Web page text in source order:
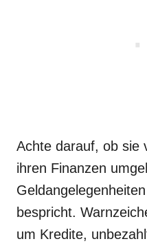
Achte darauf, ob sie
ihren Finanzen
bespricht.
um Kredite,